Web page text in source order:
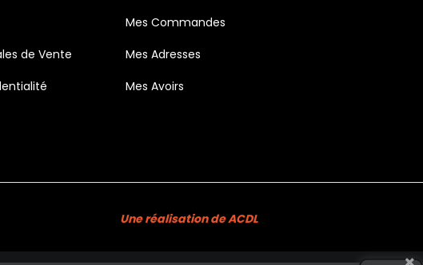
de Vente
Mes Commandes
Mes Adresses
Mes Avoirs
Une réalisation de ACDL